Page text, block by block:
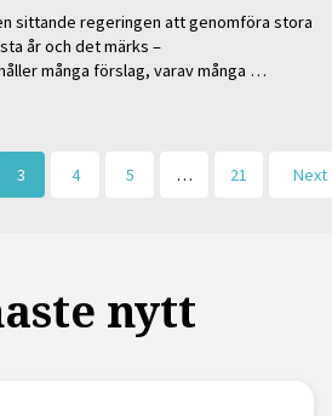
sittande regeringen att genomföra stora
år och det märks –
många förslag, varav många …
3 4 5 … 21 Next
nytt